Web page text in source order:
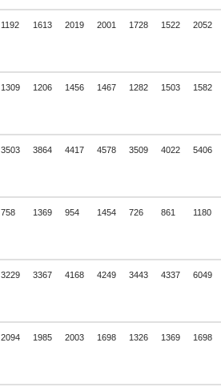
1192 1613 2019 2001 1728 1522 2052
1309 1206 1456 1467 1282 1503 1582
3503 3864 4417 4578 3509 4022 5406
758 1369 954 1454 726 861 1180
3229 3367 4168 4249 3443 4337 6049
2094 1985 2003 1698 1326 1369 1698